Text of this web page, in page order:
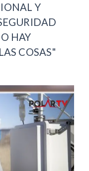
Y
HAY
COSAS"